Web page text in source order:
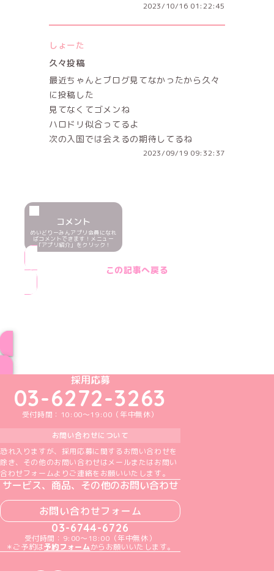
2023/10/16 01:22:45
しょーた
久々投稿
最近ちゃんとブログ見てなかったから久々
に投稿した
見てなくてゴメンね
ハロドリ似合ってるよ
次の入国では会えるの期待してるね
2023/09/19 09:32:37
コメント
めいどりーみんアプリ会員になれ
ばコメントできます！メニュー
「アプリ紹介」をクリック！
この記事へ戻る
めいどりーみんTikTok公式アカウント
めいどりーみんX公式アカウント
めいどりーみんInstagram公式アカウント
めいどりーみんFacebook公式アカウン
めいどりーみんYouTube公式アカ
採用応募
03-6272-3263
受付時間：10:00～19:00（年中無休）
お問い合わせについて
恐れ入りますが、採用応募に関するお問い合わせを
除き、その他のお問い合わせはメールまたはお問い
合わせフォームよりご連絡をお願いいたします。
サービス、商品、その他のお問い合わせ
お問い合わせフォーム
03-6744-6726
受付時間：9:00～18:00（年中無休）
＊ご予約は予約フォームからお願いいたします。